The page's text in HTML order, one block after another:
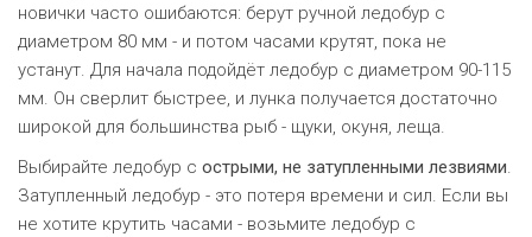
новички часто ошибаются: берут ручной ледобур с
диаметром 80 мм - и потом часами крутят, пока не
устанут. Для начала подойдёт ледобур с диаметром 90-115
мм. Он сверлит быстрее, и лунка получается достаточно
широкой для большинства рыб - щуки, окуня, леща.
Выбирайте ледобур с острыми, не затупленными лезвиями.
Затупленный ледобур - это потеря времени и сил. Если вы
не хотите крутить часами - возьмите ледобур с